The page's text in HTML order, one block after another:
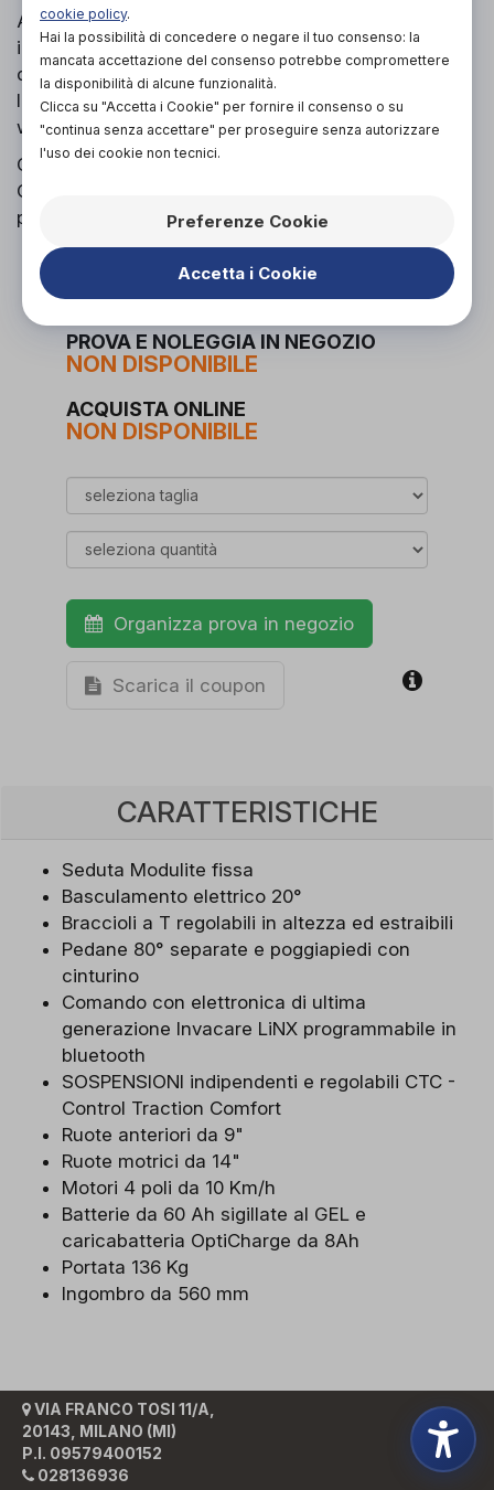
Anche la nuova AVIVA RX 20 ha la possibilità di
integrare il LiNX, che offre un incredibile esperienza
di guida per gli utilizzatori e consente di aggiornare
la programmazione e la manutenzione in modalità
wireless e in tempo reale.
Con AVIVA RX 20 non sarete mai impreparati!
Compatta, personalizzabile e comodissima non
potremmo desiderare di più!
PROVA E ACQUISTA IN NEGOZIO
DA4.628,00€
PROVA E NOLEGGIA IN NEGOZIO
NON DISPONIBILE
ACQUISTA ONLINE
NON DISPONIBILE
Organizza prova in negozio
Scarica il coupon
CARATTERISTICHE
Seduta Modulite fissa
Basculamento elettrico 20°
Braccioli a T regolabili in altezza ed estraibili
Pedane 80° separate e poggiapiedi con
cinturino
Comando con elettronica di ultima
generazione Invacare LiNX programmabile in
bluetooth
SOSPENSIONI indipendenti e regolabili CTC -
Control Traction Comfort
Ruote anteriori da 9"
Ruote motrici da 14"
Motori 4 poli da 10 Km/h
Batterie da 60 Ah sigillate al GEL e
caricabatteria OptiCharge da 8Ah
Portata 136 Kg
Ingombro da 560 mm
VIA FRANCO TOSI 11/A,
20143, MILANO (MI)
P.I. 09579400152
028136936
cookie policy.
Hai la possibilità di concedere o negare il tuo consenso: la
mancata accettazione del consenso potrebbe compromettere
la disponibilità di alcune funzionalità.
Clicca su "Accetta i Cookie" per fornire il consenso o su
"continua senza accettare" per proseguire senza autorizzare
l'uso dei cookie non tecnici.
Preferenze Cookie
Accetta i Cookie